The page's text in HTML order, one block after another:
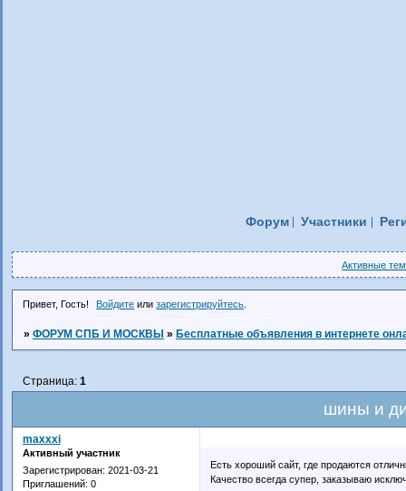
Форум Участники
Активные
Привет, Гость! Войдите илизарегистрируйтесь
» ФОРУМ СПБ И МОСКВЫ » Бесплатные объявления в интернете
шины и
Страница: 1
maxxxi
Активный участник
Зарегистрирован: 2021-03-21
Приглашений: 0
Есть хороший сайт, где продаются
Качество всегда супер, заказываю